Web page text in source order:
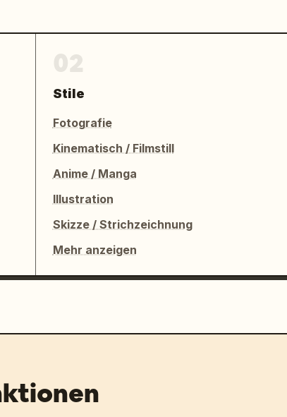
Stile
Fotografie
Kinematisch / Filmstill
Anime / Manga
Illustration
Skizze / Strichzeichnung
Mehr anzeigen